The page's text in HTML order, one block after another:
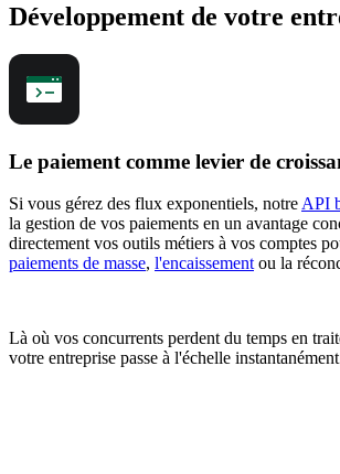
Développement de votre
Le paiement comme levier de
Si vous gérez des flux exponentiels, notre API
la gestion de vos paiements en un avantage
directement vos outils métiers à vos comptes
paiements de masse, l'encaissement ou la
Là où vos concurrents perdent du temps en
votre entreprise passe à l'échelle